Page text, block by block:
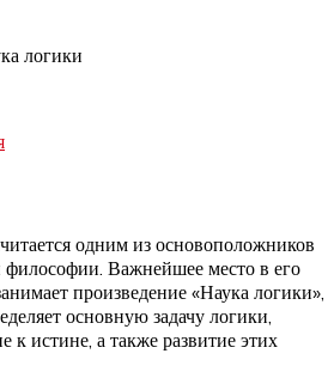
логики
одним из основоположников
философии. Важнейшее место в его
произведение «Наука логики»,
основную задачу логики,
к истине, а также развитие этих